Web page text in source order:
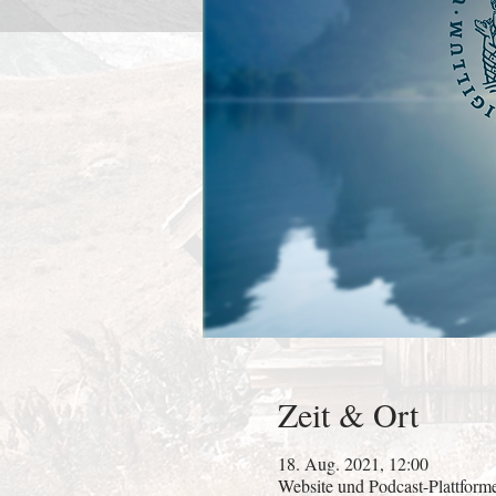
Zeit & Ort
18. Aug. 2021, 12:00
Website und Podcast-